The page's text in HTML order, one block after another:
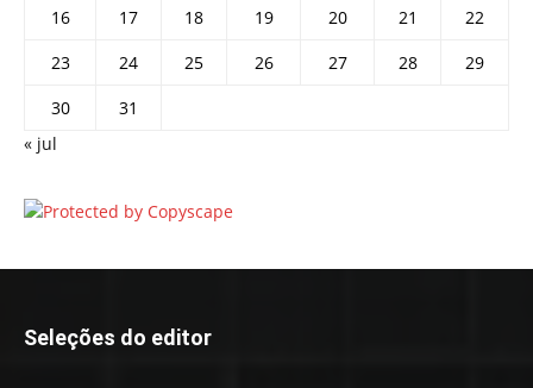
16
17 18 19 20 21
22
23
24 25 26 27 28
29
30
31
« jul
Seleções do editor